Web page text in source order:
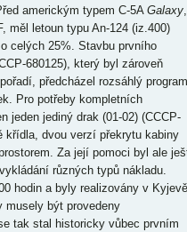
americkým typem C-5A Galaxy,
měl letoun typu An-124 (iz.400)
celých 25%. Stavbu prvního
680125), který byl zároveň
předcházel rozsáhlý program
Pro potřeby kompletních
jeden jediný drak (01-02) (CCCP-
křídla, dvou verzí překrytu kabiny
Za její pomoci byl ale
různých typů nákladu.
hodin a byly realizovány v
být provedeny
tak stal historicky vůbec prvním